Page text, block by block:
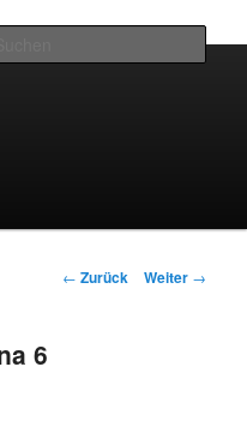
Beitrags-Navigation
← Zurück Weiter →
6